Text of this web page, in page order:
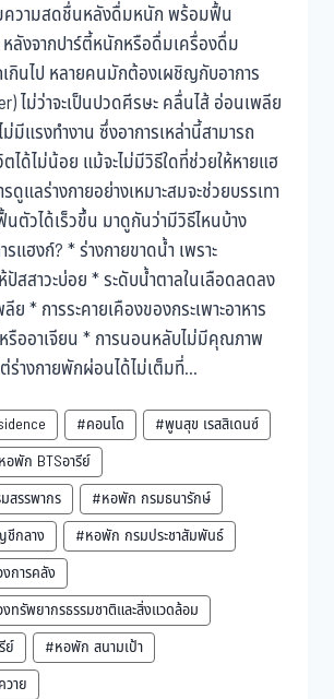
ความสดชื่นหลังดื่มหนัก พร้อมฟื้น
หลังจากปาร์ตี้หนักหรือดื่มเครื่องดื่ม
กินไป หลายคนมักต้องเผชิญกับอาการ
ไม่ว่าจะเป็นปวดศีรษะ คลื่นไส้ อ่อนเพลีย
มีแรงทำงาน ซึ่งอาการเหล่านี้สามารถ
ได้ไม่น้อย แม้จะไม่มีวิธีใดที่ช่วยให้หายแฮ
แลร่างกายอย่างเหมาะสมจะช่วยบรรเทา
นตัวได้เร็วขึ้น มาดูกันว่ามีวิธีไหนบ้าง
รแฮงก์? * ร่างกายขาดน้ำ เพราะ
สสาวะบ่อย * ระดับน้ำตาลในเลือดลดลง
ย * การระคายเคืองของกระเพาะอาหาร
รืออาเจียน * การนอนหลับไม่มีคุณภาพ
ร่างกายพักผ่อนได้ไม่เต็มที่...
#คอนโด
#พูนสุข เรสสิเดนซ์
อพัก BTSอารีย์
สรรพากร
#หอพัก กรมธนารักษ์
กลาง
#หอพัก กรมประชาสัมพันธ์
การคลัง
ทรัพยากรธรรมชาติและสิ่งแวดล้อม
ย์
#หอพัก สนามเป้า
าย